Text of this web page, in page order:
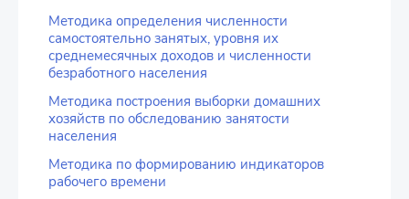
Методика определения численности
самостоятельно занятых, уровня их
среднемесячных доходов и численности
безработного населения
Методика построения выборки домашних
хозяйств по обследованию занятости
населения
Методика по формированию индикаторов
рабочего времени